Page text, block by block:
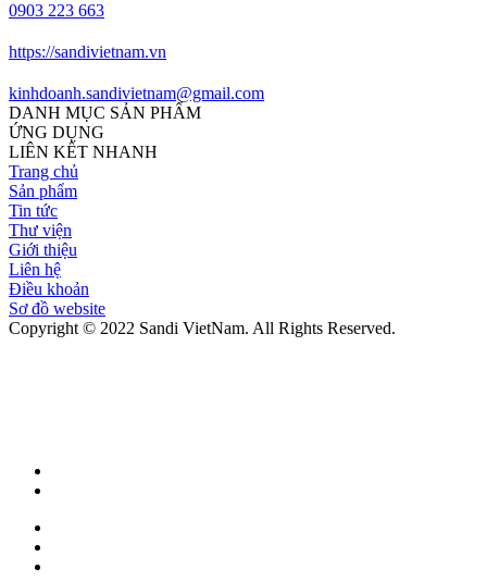
0903 223 663
https://sandivietnam.vn
kinhdoanh.sandivietnam@gmail.com
DANH MỤC SẢN PHẨM
ỨNG DỤNG
LIÊN KẾT NHANH
Trang chủ
Sản phẩm
Tin tức
Thư viện
Giới thiệu
Liên hệ
Điều khoản
Sơ đồ website
Copyright © 2022 Sandi VietNam. All Rights Reserved.